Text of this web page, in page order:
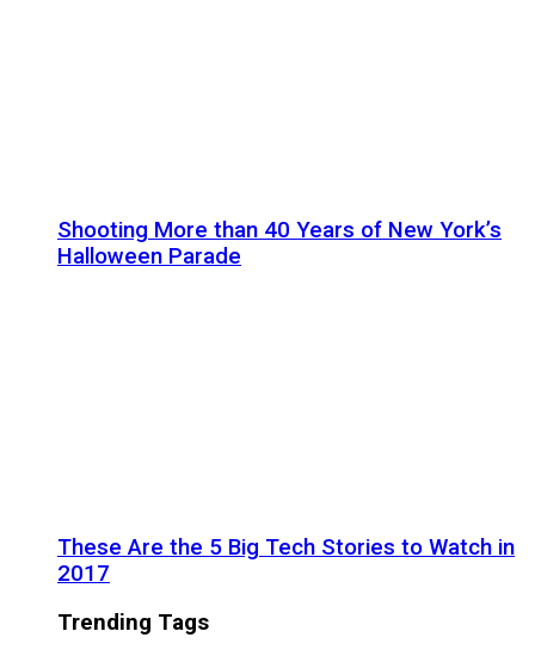
Shooting More than 40 Years of New York’s
Halloween Parade
These Are the 5 Big Tech Stories to Watch in
2017
Trending Tags